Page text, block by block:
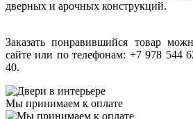
дверных и арочных конструкций.
Заказать понравившийся товар
сайте или по телефонам: +7 978 544
40.
Мы принимаем к оплате